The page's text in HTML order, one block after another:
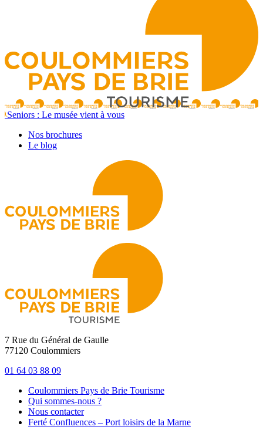
Seniors : Le musée vient à vous
Nos brochures
Le blog
7 Rue du Général de Gaulle
77120 Coulommiers
01 64 03 88 09
Coulommiers Pays de Brie Tourisme
Qui sommes-nous ?
Nous contacter
Ferté Confluences – Port loisirs de la Marne